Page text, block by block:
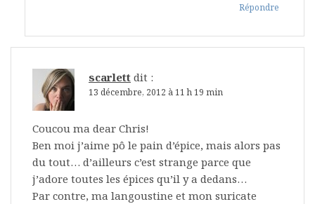
Répondre
scarlett dit :
13 décembre, 2012 à 11 h 19 min
Coucou ma dear Chris!
Ben moi j’aime pô le pain d’épice, mais alors pas
du tout… d’ailleurs c’est strange parce que
j’adore toutes les épices qu’il y a dedans…
Par contre, ma langoustine et mon suricate